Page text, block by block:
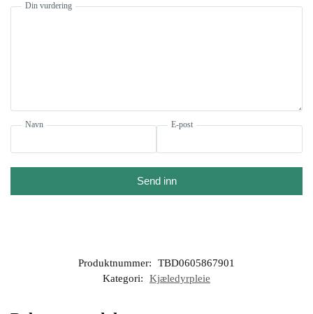
Din vurdering
Navn E-post
Send inn
Produktnummer:
TBD0605867901
Kategori:
Kjæledyrpleie